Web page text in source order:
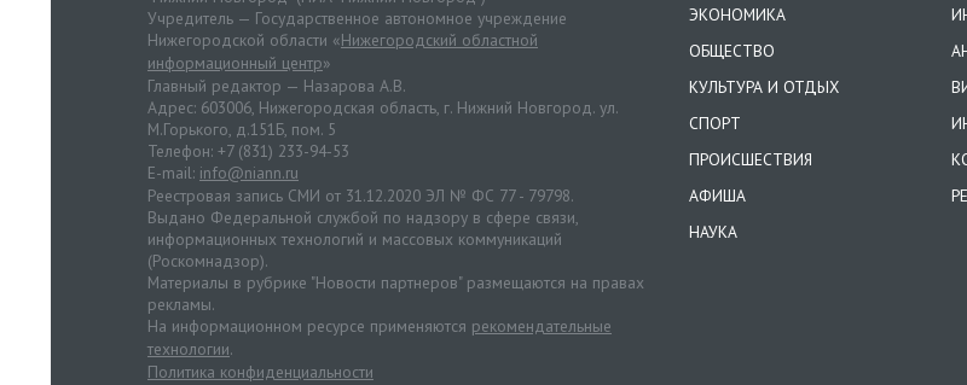
Учредитель — Государственное автономное учреждение
Нижегородской области «Нижегородский областной
информационный центр»
Главный редактор — Назарова А.В.
Адрес: 603006, Нижегородская область, г. Нижний Новгород. ул.
М.Горького, д.151Б, пом. 5
Телефон: +7 (831) 233-94-53
E-mail: info@niann.ru
Реестровая запись СМИ от 31.12.2020 ЭЛ № ФС 77 - 79798.
Выдано Федеральной службой по надзору в сфере связи,
информационных технологий и массовых коммуникаций
(Роскомнадзор).
Материалы в рубрике "Новости партнеров" размещаются на правах
рекламы.
На информационном ресурсе применяются рекомендательные
технологии.
Политика конфиденциальности
ЭКОНОМИКА
ОБЩЕСТВО
КУЛЬТУРА И ОТДЫХ
СПОРТ
ПРОИСШЕСТВИЯ
АФИША
НАУКА